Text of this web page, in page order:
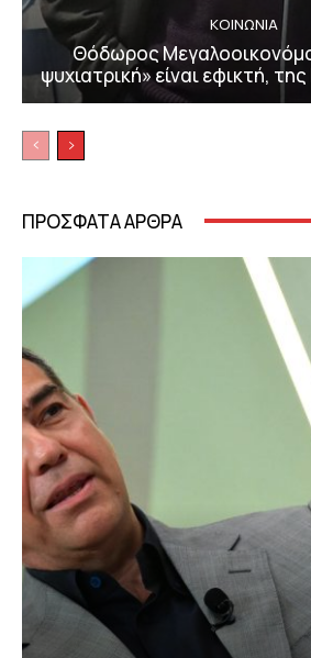
ΚΟΙΝΩΝΙΑ
Θόδωρος
ψυχιατρική» είναι εφικτή,
ΠΡΟΣΦΑΤΑ ΑΡΘΡΑ